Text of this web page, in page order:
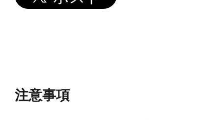
注意事項